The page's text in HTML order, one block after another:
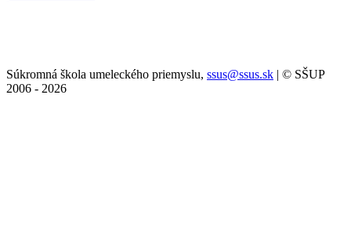
Súkromná škola umeleckého priemyslu, ssus@ssus.sk | © SŠUP
2006 - 2026